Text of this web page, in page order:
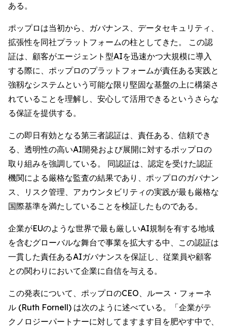
ある。
ポップロは当初から、ガバナンス、データセキュリティ、
拡張性を同社プラットフォームの柱としてきた。 この認
証は、顧客がエージェント型AIを迅速かつ大規模に導入
する際に、ポップロのプラットフォームが責任ある実践と
強靱なシステムという可能な限り堅固な基盤の上に構築さ
れていることを理解し、安心して活用できるというさらな
る保証を提供する。
この即日有効となる第三者認証は、責任ある、信頼でき
る、透明性の高いAI開発および展開に対するポップロの
取り組みを強調している。 同認証は、認定を受けた認証
機関による厳格な監査の結果であり、ポップロのガバナン
ス、リスク管理、アカウンタビリティの実践が最も厳格な
国際基準を満たしていることを検証したものである。
企業がEUのような世界で最も厳しいAI規制を有する地域
を含むグローバルな舞台で事業を拡大する中、この認証は
一貫した責任あるAIガバナンスを保証し、従業員や顧客
との関わりにおいて企業に自信を与える。
この発表について、ポップロのCEO、ルース・フォーネ
ル (Ruth Fornell) は次のように述べている。「企業がテ
クノロジーパートナーに対してますます目を肥やす中で、